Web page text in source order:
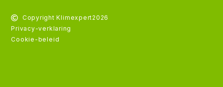
Copyright Klimexpert2026
Privacy-verklaring
Cookie-beleid